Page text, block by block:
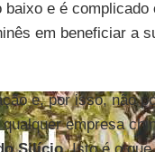
e é complicado
em beneficiar a
e, por isso, não
empresa